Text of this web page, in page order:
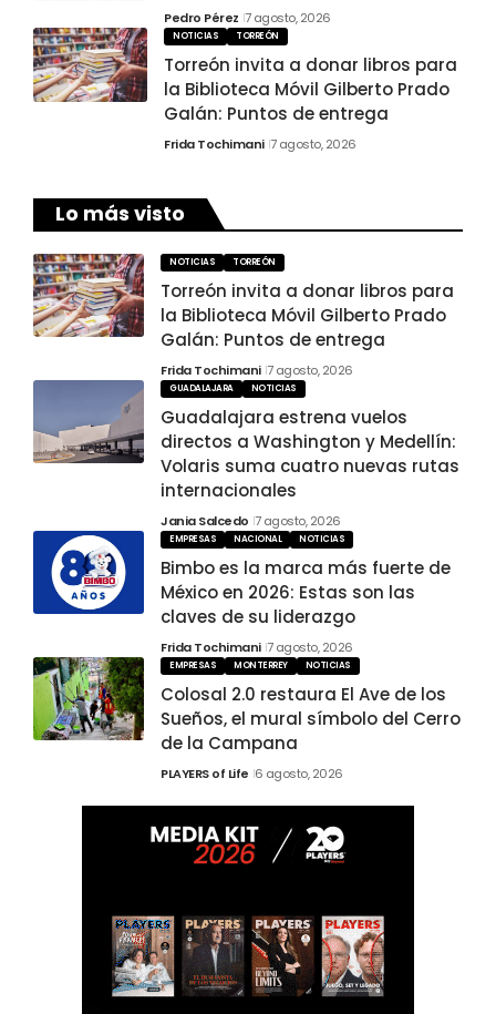
Pedro Pérez 7 agosto, 2026
NOTICIAS TORREÓN
Torreón invita a donar libros para
la Biblioteca Móvil Gilberto Prado
Galán: Puntos de entrega
Frida Tochimani 7 agosto, 2026
Lo más visto
NOTICIAS TORREÓN
Torreón invita a donar libros para
la Biblioteca Móvil Gilberto Prado
Galán: Puntos de entrega
Frida Tochimani 7 agosto, 2026
GUADALAJARA NOTICIAS
Guadalajara estrena vuelos
directos a Washington y Medellín:
Volaris suma cuatro nuevas rutas
internacionales
Jania Salcedo 7 agosto, 2026
EMPRESAS NACIONAL NOTICIAS
Bimbo es la marca más fuerte de
México en 2026: Estas son las
claves de su liderazgo
Frida Tochimani 7 agosto, 2026
EMPRESAS MONTERREY NOTICIAS
Colosal 2.0 restaura El Ave de los
Sueños, el mural símbolo del Cerro
de la Campana
PLAYERS of Life 6 agosto, 2026